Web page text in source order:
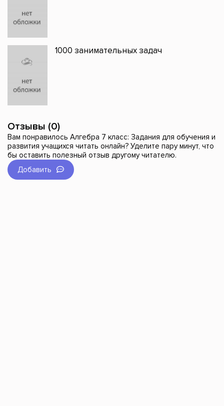
1000 занимательных задач
Отзывы (0)
Вам понравилось Алгебра 7 класс: Задания для обучения и
развития учащихся читать онлайн? Уделите пару минут, что
бы оставить полезный отзыв другому читателю.
Добавить